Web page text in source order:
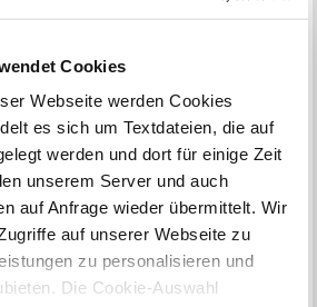
Cookies
Webseite werden Cookies
es sich um Textdateien, die auf
werden und dort für einige Zeit
unserem Server und auch
auf Anfrage wieder übermittelt. Wir
auf unserer Webseite zu
zu personalisieren und
Die Cookie-Auswahl
und Änderungen zum
zu
finden Sie hier.
zu
Änderungen finden